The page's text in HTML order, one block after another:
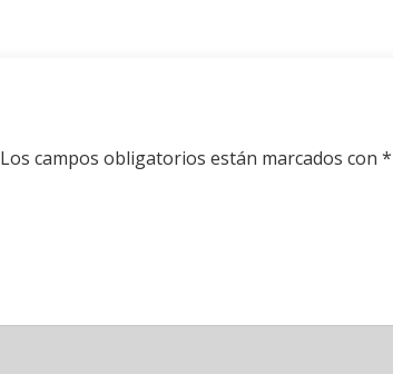
Los campos obligatorios están marcados con *